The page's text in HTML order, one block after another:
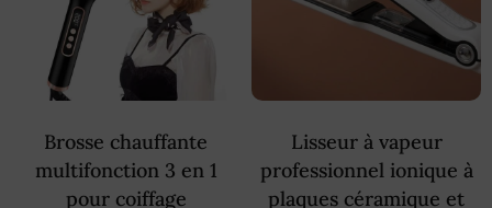
Brosse chauffante
multifonction 3 en 1
pour coiffage
Lisseur à vapeur
professionnel ionique à
plaques céramique et